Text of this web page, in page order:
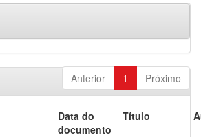
Anterior 1 Próximo
Data do
documento
Título